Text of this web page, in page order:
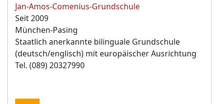
Jan-Amos-Comenius-Grundschule
Seit 2009
München-Pasing
Staatlich anerkannte bilinguale Grundschule
(deutsch/englisch) mit europäischer Ausrichtung
Tel. (089) 20327990